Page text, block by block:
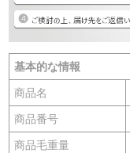
基本的な情報
商品名
商品番号
商品毛重量